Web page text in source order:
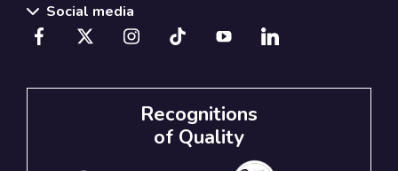
Social media
Recognitions
of Quality